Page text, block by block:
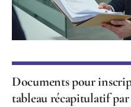
Documents pour
tableau récapitulatif par